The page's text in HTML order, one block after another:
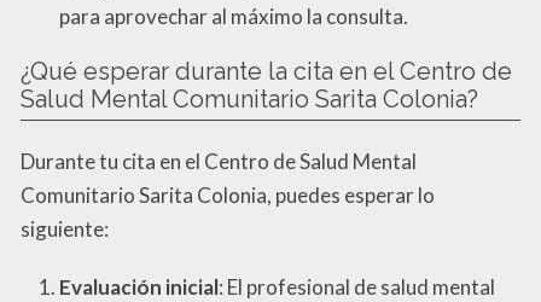
para aprovechar al máximo la consulta.
¿Qué esperar durante la cita en el Centro de
Salud Mental Comunitario Sarita Colonia?
Durante tu cita en el Centro de Salud Mental
Comunitario Sarita Colonia, puedes esperar lo
siguiente:
Evaluación inicial: El profesional de salud mental